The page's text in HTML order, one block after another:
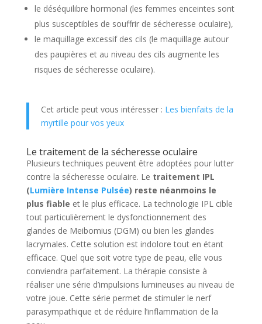
le déséquilibre hormonal (les femmes enceintes sont
plus susceptibles de souffrir de sécheresse oculaire),
le maquillage excessif des cils (le maquillage autour
des paupières et au niveau des cils augmente les
risques de sécheresse oculaire).
Cet article peut vous intéresser : Les bienfaits de la
myrtille pour vos yeux
Le traitement de la sécheresse oculaire
Plusieurs techniques peuvent être adoptées pour lutter
contre la sécheresse oculaire. Le traitement IPL
(Lumière Intense Pulsée) reste néanmoins le
plus fiable et le plus efficace. La technologie IPL cible
tout particulièrement le dysfonctionnement des
glandes de Meibomius (DGM) ou bien les glandes
lacrymales. Cette solution est indolore tout en étant
efficace. Quel que soit votre type de peau, elle vous
conviendra parfaitement. La thérapie consiste à
réaliser une série d’impulsions lumineuses au niveau de
votre joue. Cette série permet de stimuler le nerf
parasympathique et de réduire l’inflammation de la